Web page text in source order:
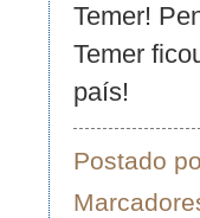
Temer!
Temer
país!
Postado